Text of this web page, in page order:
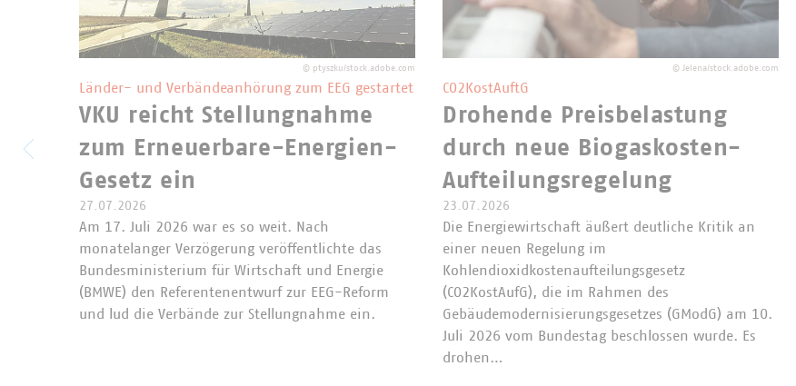
© ptyszku/stock.adobe.com
Länder- und Verbändeanhörung zum EEG gestartet
VKU reicht Stellungnahme
zum Erneuerbare-Energien-
Gesetz ein
27.07.2026
Am 17. Juli 2026 war es so weit. Nach
monatelanger Verzögerung veröffentlichte das
Bundesministerium für Wirtschaft und Energie
(BMWE) den Referentenentwurf zur EEG-Reform
und lud die Verbände zur Stellungnahme ein.
© Jelena/stock.adobe.com
CO2KostAuftG
Drohende Preisbelastung
durch neue Biogaskosten-
Aufteilungsregelung
23.07.2026
Die Energiewirtschaft äußert deutliche Kritik an
einer neuen Regelung im
Kohlendioxidkostenaufteilungsgesetz
(CO2KostAufG), die im Rahmen des
Gebäudemodernisierungsgesetzes (GModG) am 10.
Juli 2026 vom Bundestag beschlossen wurde. Es
drohen…